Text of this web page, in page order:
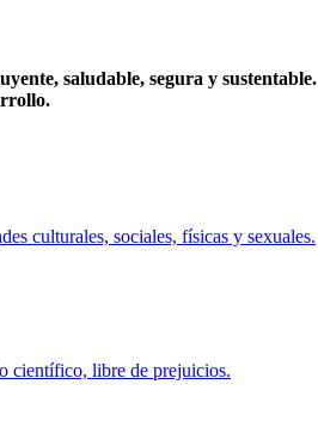
saludable, segura y sustentable.
culturales, sociales, físicas y sexuales.
científico, libre de prejuicios.